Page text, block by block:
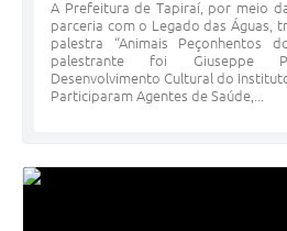
A Prefeitura de Tapiraí, por meio
parceria com o Legado das Águas,
palestra “Animais Peçonhentos
palestrante foi Giuseppe
Desenvolvimento Cultural do
Participaram Agentes de Saúde,...